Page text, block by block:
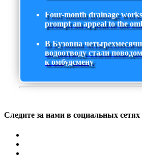
Four-month drainage
prompt an appeal to the
В Бузовна
водоотводу стали
к омбудсмену
Следите за нами в социальных сетях